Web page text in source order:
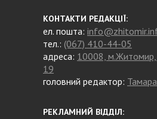
КОНТАКТИ РЕДАКЦІЇ:
ел. пошта:
тел.: (067) 410-44-05
адреса: 10008, м.Житомир,
19
головний редактор:
РЕКЛАМНИЙ ВІДДІЛ: